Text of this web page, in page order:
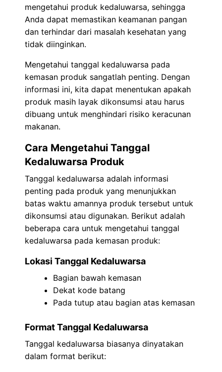
mengetahui produk kedaluwarsa, sehingga
Anda dapat memastikan keamanan pangan
dan terhindar dari masalah kesehatan yang
tidak diinginkan.
Mengetahui tanggal kedaluwarsa pada
kemasan produk sangatlah penting. Dengan
informasi ini, kita dapat menentukan apakah
produk masih layak dikonsumsi atau harus
dibuang untuk menghindari risiko keracunan
makanan.
Cara Mengetahui Tanggal
Kedaluwarsa Produk
Tanggal kedaluwarsa adalah informasi
penting pada produk yang menunjukkan
batas waktu amannya produk tersebut untuk
dikonsumsi atau digunakan. Berikut adalah
beberapa cara untuk mengetahui tanggal
kedaluwarsa pada kemasan produk:
Lokasi Tanggal Kedaluwarsa
Bagian bawah kemasan
Dekat kode batang
Pada tutup atau bagian atas kemasan
Format Tanggal Kedaluwarsa
Tanggal kedaluwarsa biasanya dinyatakan
dalam format berikut: